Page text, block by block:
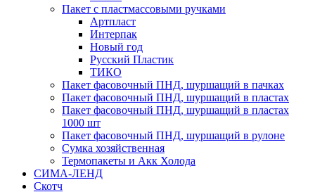
Пакет с пластмассовыми ручками
Артпласт
Интерпак
Новый год
Русский Пластик
ТИКО
Пакет фасовочный ПНД, шуршащий в пачках
Пакет фасовочный ПНД, шуршащий в пластах
Пакет фасовочный ПНД, шуршащий в пластах
1000 шт
Пакет фасовочный ПНД, шуршащий в рулоне
Сумка хозяйственная
Термопакеты и Акк Холода
СИМА-ЛЕНД
Скотч